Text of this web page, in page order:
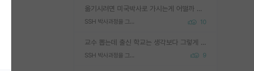
옮기시려면 미국박사로 가시는게 어떨까 싶네요. 교수가 꿈이면 미국박사 하고 미국교수 까지 같이 노리시는게 기회가 많지 않을까요?
SSH 박사과정을 그만두고 지방대 박사로 옮기면 교수의 꿈은 끝일까요? 10
교수 뽑는데 출신 학교는 생각보다 그렇게 안 봄. 앞으로는 더 안 보게 될거임. 박사는 어디서 진행해도 됨. 단, 제대로 쌓고 좋은 실적 만들 수 있다면. 그런데 지방대는 그럴 가능성이 지극히 낮음. 나만 열심히 잘 하면 된다? 인간은 주변 환경에 지배되는 나약한 존재임. 주변의 지방대 대학원생과 섞이고 지방 특유의 여유로움 또는 나쁘게 얘기해서 나태함에 젖어 살다보면 교수의 꿈 자체를 잊어버리게 될 가능성도 있음. 주변 환경이 70~80%임.
SSH 박사과정을 그만두고 지방대 박사로 옮기면 교수의 꿈은 끝일까요? 9